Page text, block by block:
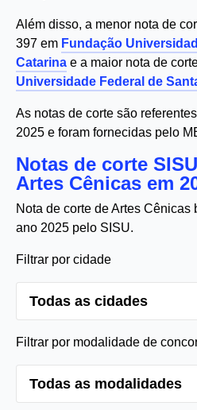
Além disso, a menor nota de
397 em Fundação
Catarina e a maior nota de
Universidade Federal de
As notas de corte são
2025 e foram fornecidas pelo
Notas de corte
Artes Cênicas em
Nota de corte de Artes Cênicas
ano 2025 pelo SISU.
Filtrar por cidade
Filtrar por modalidade de